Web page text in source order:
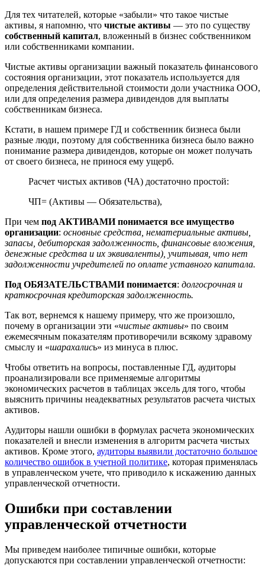
Для тех читателей, которые «забыли» что такое чистые
активы, я напомню, что чистые активы — это по существу
собственный капитал, вложенный в бизнес собственником
или собственниками компании.
Чистые активы организации важный показатель финансового
состояния организации, этот показатель используется для
определения действительной стоимости доли участника ООО,
или для определения размера дивидендов для выплаты
собственникам бизнеса.
Кстати, в нашем примере ГД и собственник бизнеса были
разные люди, поэтому для собственника бизнеса было важно
понимание размера дивидендов, которые он может получать
от своего бизнеса, не принося ему ущерб.
Расчет чистых активов (ЧА) достаточно простой:
ЧП= (Активы — Обязательства),
При чем под АКТИВАМИ понимается все имущество
организации: основные средства, нематериальные активы,
запасы, дебиторская задолженность, финансовые вложения,
денежные средства и их эквиваленты), учитывая, что нет
задолженности учредителей по оплате уставного капитала.
Под ОБЯЗАТЕЛЬСТВАМИ понимается: долгосрочная и
краткосрочная кредиторская задолженность.
Так вот, вернемся к нашему примеру, что же произошло,
почему в организации эти «чистые активы» по своим
ежемесячным показателям противоречили всякому здравому
смыслу и «шарахались» из минуса в плюс.
Чтобы ответить на вопросы, поставленные ГД, аудиторы
проанализировали все применяемые алгоритмы
экономических расчетов в таблицах эксель для того, чтобы
выяснить причины неадекватных результатов расчета чистых
активов.
Аудиторы нашли ошибки в формулах расчета экономических
показателей и внесли изменения в алгоритм расчета чистых
активов. Кроме этого, аудиторы выявили достаточно большое
количество ошибок в учетной политике, которая применялась
в управленческом учете, что приводило к искажению данных
управленческой отчетности.
Ошибки при составлении
управленческой отчетности
Мы приведем наиболее типичные ошибки, которые
допускаются при составлении управленческой отчетности: